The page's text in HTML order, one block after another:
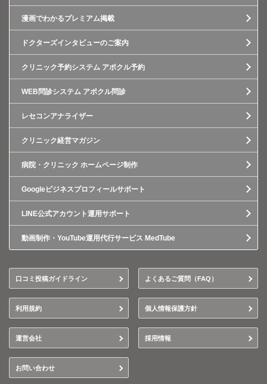
漫画でわかるプレミアム掲載
ドクターズインタビューのご案内
クリニック予約システム アポクル予約
WEB問診システム アポクル問診
レセコンアナライザー
クリニック経営マガジン
病院・クリニック ホームページ制作
Googleビジネスプロフィールサポート
LINE公式アカウント運用サポート
動画制作・YouTube運用代行サービス MedTube
口コミ投稿ガイドライン よくあるご質問（FAQ）
利用規約 個人情報保護方針
運営会社 採用情報
お問い合わせ